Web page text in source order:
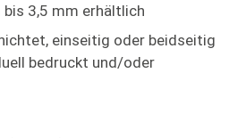
bis 3,5 mm erhältlich
einseitig oder beidseitig
bedruckt und/oder